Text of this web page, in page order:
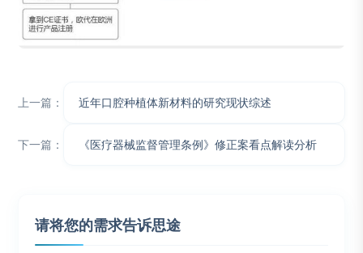
上一篇： 近年口腔种植体新材料的研究现状综述
下一篇： 《医疗器械监督管理条例》修正案看点解读分析
请将您的需求告诉思途